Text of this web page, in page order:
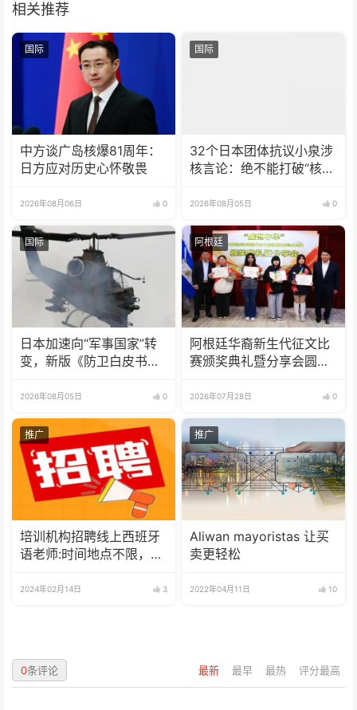
相关推荐
国际
中方谈广岛核爆81周年：
日方应对历史心怀敬畏
2026年08月06日 0
国际
32个日本团体抗议小泉涉
核言论：绝不能打破“核武
2026年08月05日 0
国际
日本加速向“军事国家”转
变，新版《防卫白皮书》
2026年08月05日 0
阿根廷
阿根廷华裔新生代征文比
赛颁奖典礼暨分享会圆满
2026年07月28日 0
推广
培训机构招聘线上西班牙
语老师:时间地点不限，可
2024年02月14日 3
推广
Aliwan mayoristas 让买
卖更轻松
2022年04月11日 10
最新 最早 最热 评分最高
0条评论